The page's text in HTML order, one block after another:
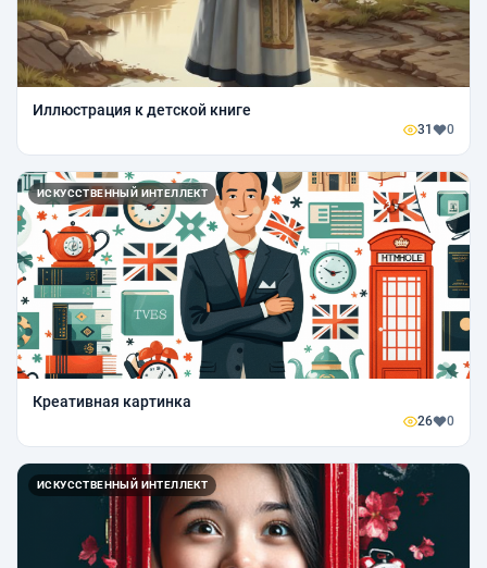
Иллюстрация к детской книге
31 0
ИСКУССТВЕННЫЙ ИНТЕЛЛЕКТ
Креативная картинка
26 0
ИСКУССТВЕННЫЙ ИНТЕЛЛЕКТ